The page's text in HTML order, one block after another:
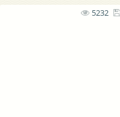
5232